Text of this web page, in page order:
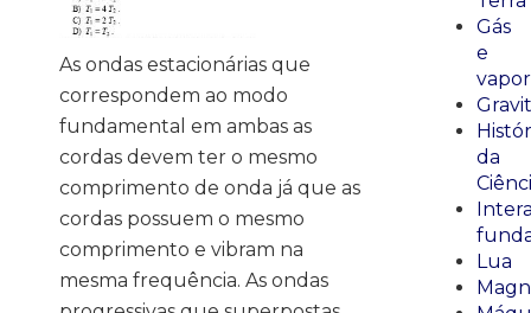
As ondas estacionárias que
correspondem ao modo
fundamental em ambas as
cordas devem ter o mesmo
comprimento de onda já que as
cordas possuem o mesmo
comprimento e vibram na
mesma frequência. As ondas
Gás
e
vapor
da
Lua